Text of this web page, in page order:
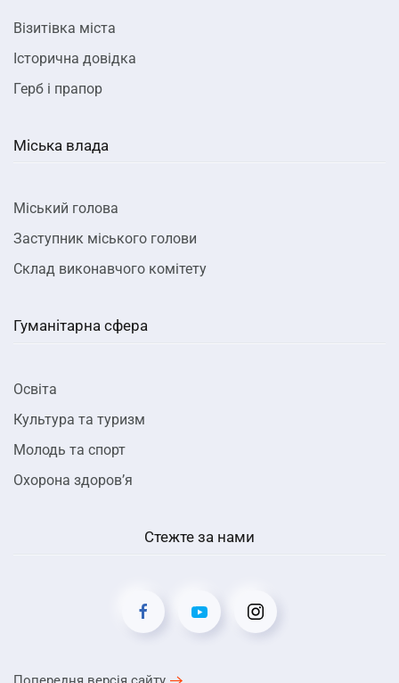
Візитівка міста
Історична довідка
Герб і прапор
Міська влада
Міський голова
Заступник міського голови
Склад виконавчого комітету
Гуманітарна сфера
Освіта
Культура та туризм
Молодь та спорт
Охорона здоров’я
Стежте за нами